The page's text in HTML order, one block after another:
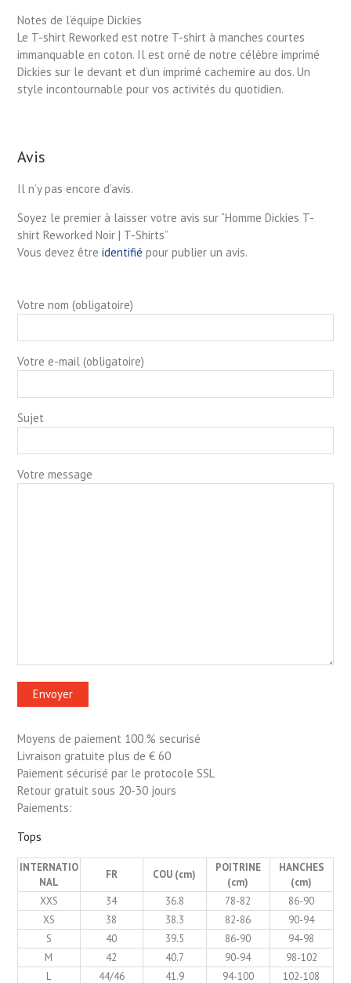
Notes de l’équipe Dickies
Le T-shirt Reworked est notre T-shirt à manches courtes
immanquable en coton. Il est orné de notre célèbre imprimé
Dickies sur le devant et d’un imprimé cachemire au dos. Un
style incontournable pour vos activités du quotidien.
Avis
Il n’y pas encore d’avis.
Soyez le premier à laisser votre avis sur “Homme Dickies T-
shirt Reworked Noir | T-Shirts”
Vous devez être identifié pour publier un avis.
Votre nom (obligatoire)
Votre e-mail (obligatoire)
Sujet
Votre message
Moyens de paiement 100 % securisé
Livraison gratuite plus de € 60
Paiement sécurisé par le protocole SSL
Retour gratuit sous 20-30 jours
Paiements:
Tops
INTERNATIO
NAL
FR COU (cm)
POITRINE
(cm)
HANCHES
(cm)
XXS
34 36.8 78-82
86-90
XS
38 38.3 82-86
90-94
S
40 39.5 86-90
94-98
M
42 40.7 90-94
98-102
L
44/46 41.9 94-100 102-108